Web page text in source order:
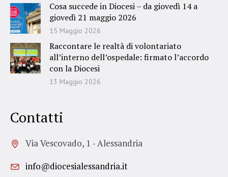
Cosa succede in Diocesi – da giovedì 14 a
giovedì 21 maggio 2026
15 Maggio 2026
Raccontare le realtà di volontariato
all’interno dell’ospedale: firmato l’accordo
con la Diocesi
13 Maggio 2026
Contatti
Via Vescovado, 1 - Alessandria
info@diocesialessandria.it